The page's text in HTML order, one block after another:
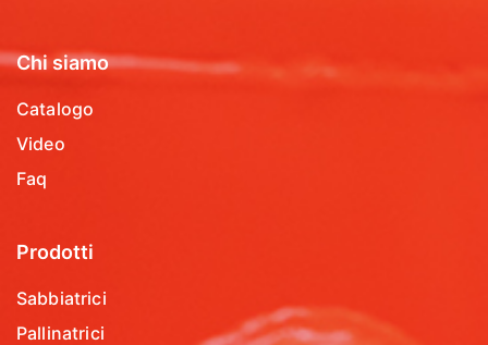
Chi siamo
Catalogo
Video
Faq
Prodotti
Sabbiatrici
Pallinatrici